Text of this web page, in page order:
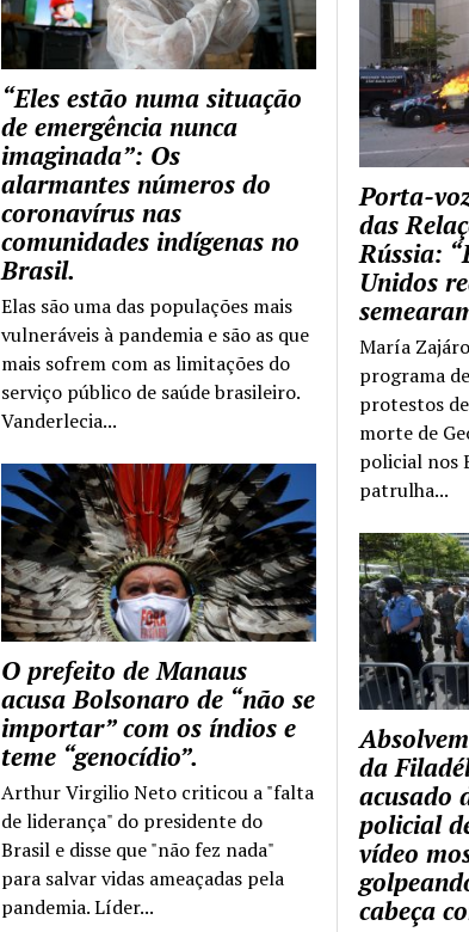
Porta-
das
Rússia:
Unidos
María
programa
protestos
morte de
policial nos
patrulha...
da
acusado
policial
vídeo
cabeça
“Eles estão numa situação
de emergência nunca
imaginada”: Os
alarmantes números do
coronavírus nas
comunidades indígenas no
Brasil.
Elas são uma das populações mais
vulneráveis à pandemia e são as que
mais sofrem com as limitações do
serviço público de saúde brasileiro.
Vanderlecia...
O prefeito de Manaus
acusa Bolsonaro de “não se
importar” com os índios e
teme “genocídio”.
Arthur Virgilio Neto criticou a "falta
de liderança" do presidente do
Brasil e disse que "não fez nada"
para salvar vidas ameaçadas pela
pandemia. Líder...